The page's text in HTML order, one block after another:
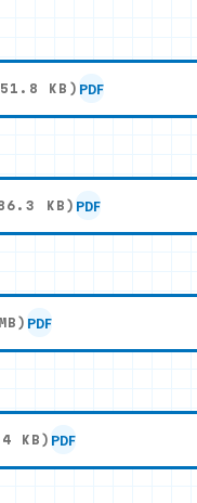
KB) PDF
KB) PDF
PDF
KB) PDF